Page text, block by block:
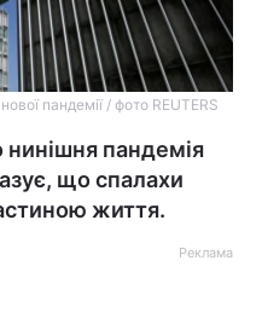
пандемії / фото REUTERS
пандемія
що спалахи
життя.
Реклама